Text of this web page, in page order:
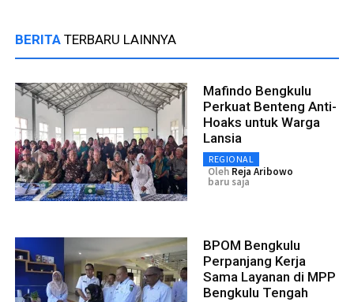
BERITA TERBARU LAINNYA
Mafindo Bengkulu
Perkuat Benteng Anti-
Hoaks untuk Warga
Lansia
REGIONAL
Oleh Reja Aribowo
baru saja
BPOM Bengkulu
Perpanjang Kerja
Sama Layanan di MPP
Bengkulu Tengah